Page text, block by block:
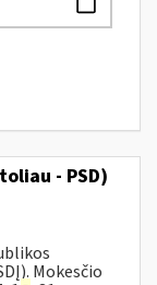
- PSD)
Mokesčio